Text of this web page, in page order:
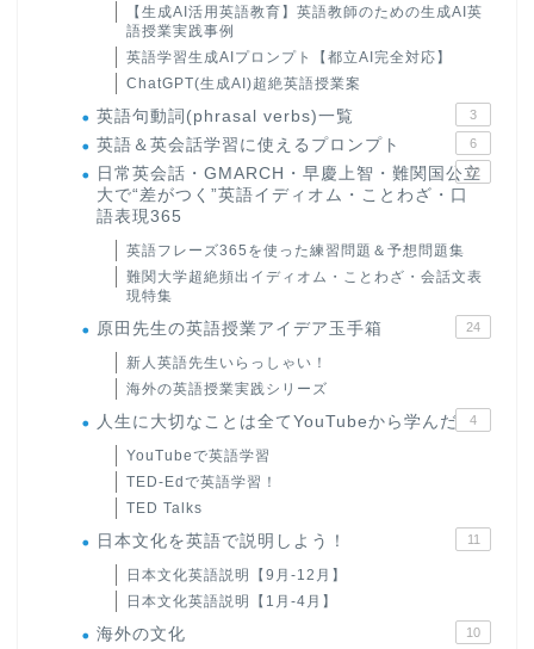
【生成AI活用英語教育】英語教師のための生成AI英
語授業実践事例
英語学習生成AIプロンプト【都立AI完全対応】
ChatGPT(生成AI)超絶英語授業案
英語句動詞(phrasal verbs)一覧 3
英語＆英会話学習に使えるプロンプト 6
日常英会話・GMARCH・早慶上智・難関国公立
大で“差がつく”英語イディオム・ことわざ・口
語表現365
22
英語フレーズ365を使った練習問題＆予想問題集
難関大学超絶頻出イディオム・ことわざ・会話文表
現特集
原田先生の英語授業アイデア玉手箱 24
新人英語先生いらっしゃい！
海外の英語授業実践シリーズ
人生に大切なことは全てYouTubeから学んだ 4
YouTubeで英語学習
TED-Edで英語学習！
TED Talks
日本文化を英語で説明しよう！ 11
日本文化英語説明【9月-12月】
日本文化英語説明【1月-4月】
海外の文化 10